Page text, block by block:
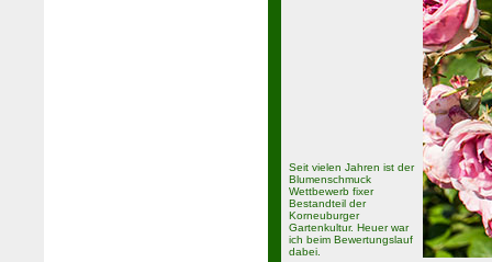
Seit vielen Jahren ist der
Blumenschmuck
Wettbewerb fixer
Bestandteil der
Korneuburger
Gartenkultur. Heuer war
ich beim Bewertungslauf
dabei.